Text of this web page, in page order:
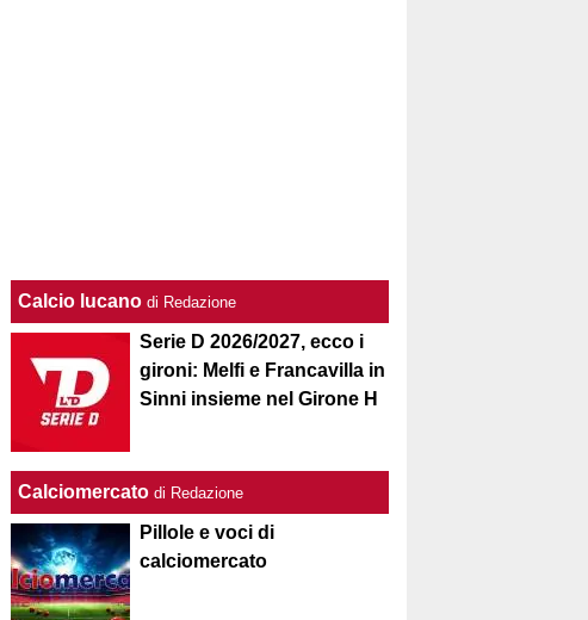
Calcio lucanodi Redazione
Serie D 2026/2027, ecco i
gironi: Melfi e Francavilla in
Sinni insieme nel Girone H
Calciomercato di Redazione
Pillole e voci di
calciomercato